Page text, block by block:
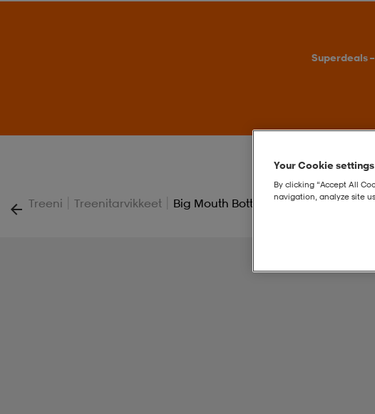
Superdeals
Treeni | Treenitarvikkeet | Big Mouth Bottle 2.0 22oz
Your Cookie settings
By clicking “Accept All
navigation, analyze site